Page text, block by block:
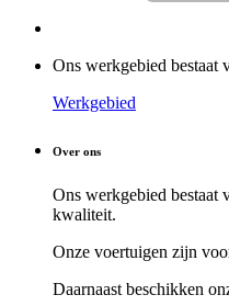
Ons werkgebied bestaat
Werkgebied
Over ons
Ons werkgebied bestaat
kwaliteit.
Onze voertuigen zijn
Daarnaast beschikken